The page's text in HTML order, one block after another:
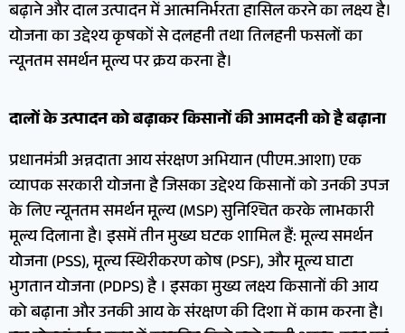
बढ़ाने और दाल उत्पादन में आत्मनिर्भरता हासिल करने का लक्ष्य है।
योजना का उद्देश्य कृषकों से दलहनी तथा तिलहनी फसलों का
न्यूनतम समर्थन मूल्य पर क्रय करना है।
दालों के उत्पादन को बढ़ाकर किसानों की आमदनी को है बढ़ाना
प्रधानमंत्री अन्नदाता आय संरक्षण अभियान (पीएम.आशा) एक
व्यापक सरकारी योजना है जिसका उद्देश्य किसानों को उनकी उपज
के लिए न्यूनतम समर्थन मूल्य (MSP) सुनिश्चित करके लाभकारी
मूल्य दिलाना है। इसमें तीन मुख्य घटक शामिल हैं: मूल्य समर्थन
योजना (PSS), मूल्य स्थिरीकरण कोष (PSF), और मूल्य घाटा
भुगतान योजना (PDPS) है । इसका मुख्य लक्ष्य किसानों की आय
को बढ़ाना और उनकी आय के संरक्षण की दिशा में काम करना है।